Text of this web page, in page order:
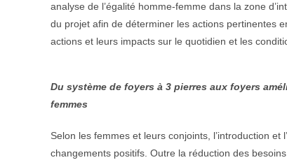
analyse de l’égalité homme-femme dans la zone
du projet afin de déterminer les actions pertinentes
actions et leurs impacts sur le quotidien et les
Du système de foyers à 3 pierres aux foyers
femmes
Selon les femmes et leurs conjoints, l’introduction
changements positifs. Outre la réduction des